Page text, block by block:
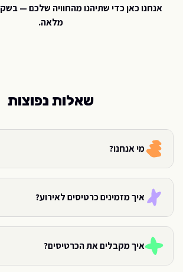
אנחנו כאן כדי שתיהנו מהחוויה שלכם —
מלאה.
שאלות נפוצות
מי אנחנו?
איך מזמינים כרטיסים לאירוע?
איך מקבלים את הכרטיסים?